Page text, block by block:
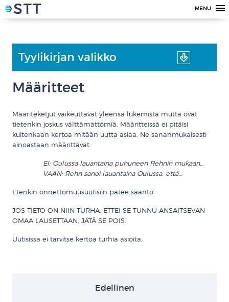
MENU
Tyylikirjan valikko
Määritteet
Määriteketjut vaikeuttavat yleensä lukemista mutta ovat
tietenkin joskus välttämättömiä. Määritteissä ei pitäisi
kuitenkaan kertoa mitään uutta asiaa. Ne sananmukaisesti
ainoastaan määrittävät.
EI: Oulussa lauantaina puhuneen Rehnin mukaan…
VAAN: Rehn sanoi lauantaina Oulussa, että…
Etenkin onnettomuusuutisiin pätee sääntö:
JOS TIETO ON NIIN TURHA, ETTEI SE TUNNU ANSAITSEVAN
OMAA LAUSETTAAN, JÄTÄ SE POIS.
Uutisissa ei tarvitse kertoa turhia asioita.
Edellinen